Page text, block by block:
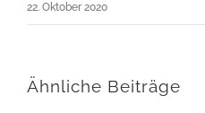
22. Oktober 2020
Ähnliche Beiträge